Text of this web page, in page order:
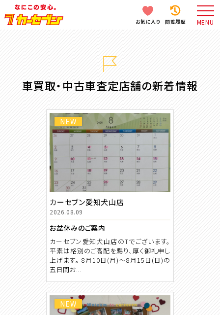
お気に入り 閲覧履歴 MENU
車買取・中古車査定店舗の新着情報
NEW
カーセブン愛知犬山店
2026.08.09
お盆休みのご案内
カーセブン愛知犬山店のTでございます。
平素は格別のご高配を賜り、厚く御礼申し
上げます。 8月10日(月)〜8月15日(日)の
五日間お...
NEW